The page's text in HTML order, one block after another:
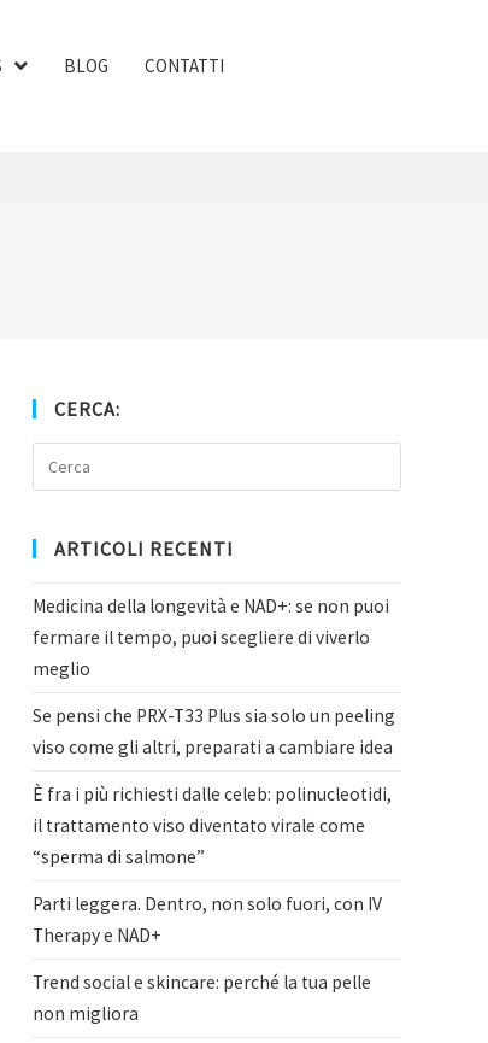
BLOG CONTATTI
CERCA:
ARTICOLI RECENTI
Medicina della longevità e NAD+: se non puoi
fermare il tempo, puoi scegliere di viverlo
meglio
Se pensi che PRX-T33 Plus sia solo un peeling
viso come gli altri, preparati a cambiare idea
È fra i più richiesti dalle celeb: polinucleotidi,
il trattamento viso diventato virale come
“sperma di salmone”
Parti leggera. Dentro, non solo fuori, con IV
Therapy e NAD+
Trend social e skincare: perché la tua pelle
non migliora